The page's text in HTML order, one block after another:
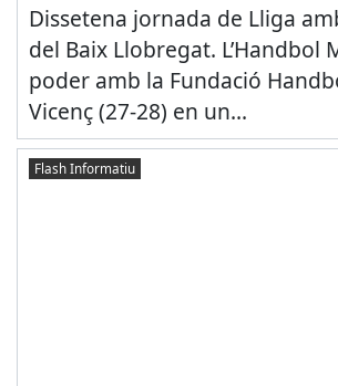
Dissetena jornada de Lliga
del Baix Llobregat. L’Handbol
poder amb la Fundació
Vicenç (27-28) en un...
Flash Informatiu